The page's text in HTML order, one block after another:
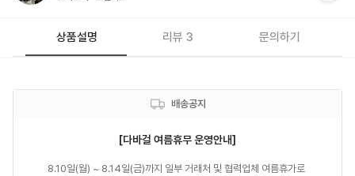
상품설명 리뷰 3 문의하기
배송공지
[다바걸 여름휴무 운영안내]
8.10일(월) ~ 8.14일(금)까지 일부 거래처 및 협력업체 여름휴가로